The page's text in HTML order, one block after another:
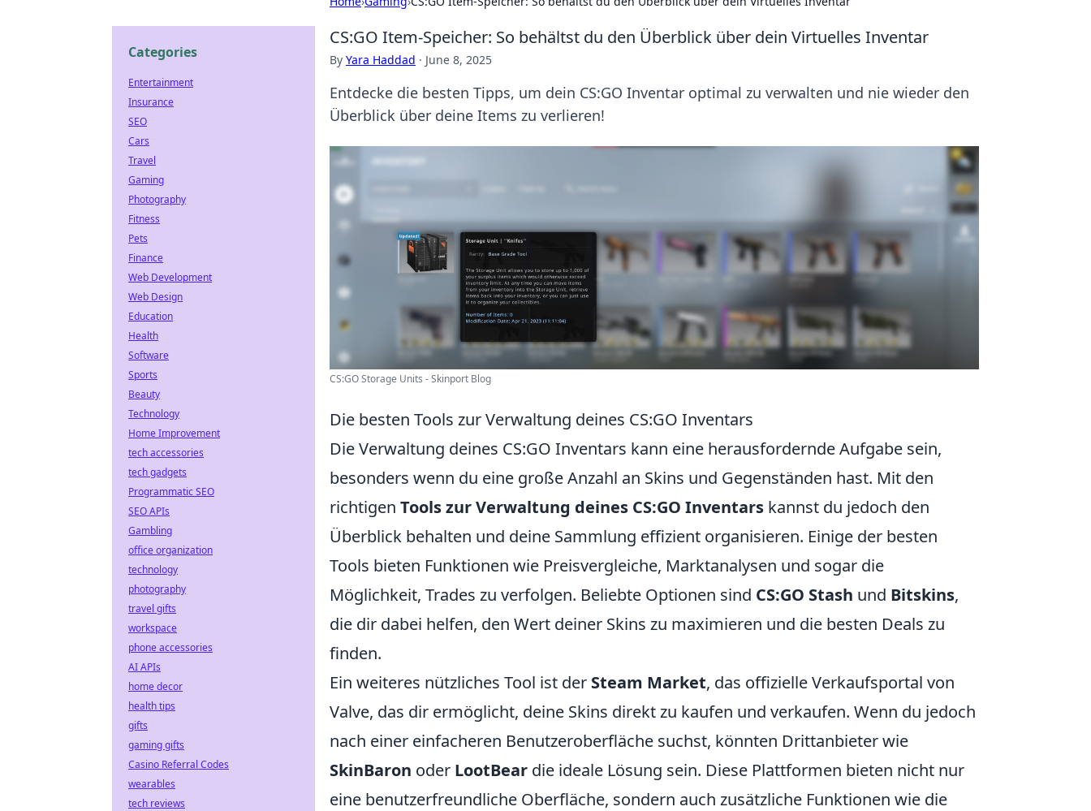
CS:GO Item-Speicher: So behältst du den Überblick über dein Virtuelles Inventar
By Yara Haddad · June 8, 2025
Entdecke die besten Tipps, um dein CS:GO Inventar optimal zu verwalten und nie wieder den
Überblick über deine Items zu verlieren!
CS:GO Storage Units - Skinport Blog
Die besten Tools zur Verwaltung deines CS:GO Inventars
Die Verwaltung deines CS:GO Inventars kann eine herausfordernde Aufgabe sein,
besonders wenn du eine große Anzahl an Skins und Gegenständen hast. Mit den
richtigen Tools zur Verwaltung deines CS:GO Inventars kannst du jedoch den
Überblick behalten und deine Sammlung effizient organisieren. Einige der besten
Tools bieten Funktionen wie Preisvergleiche, Marktanalysen und sogar die
Möglichkeit, Trades zu verfolgen. Beliebte Optionen sind CS:GO Stash und Bitskins,
die dir dabei helfen, den Wert deiner Skins zu maximieren und die besten Deals zu
finden.
Ein weiteres nützliches Tool ist der Steam Market, das offizielle Verkaufsportal von
Valve, das dir ermöglicht, deine Skins direkt zu kaufen und verkaufen. Wenn du jedoch
nach einer einfacheren Benutzeroberfläche suchst, könnten Drittanbieter wie
SkinBaron oder LootBear die ideale Lösung sein. Diese Plattformen bieten nicht nur
eine benutzerfreundliche Oberfläche, sondern auch zusätzliche Funktionen wie die
Categories
Entertainment
Insurance
SEO
Cars
Travel
Gaming
Photography
Fitness
Pets
Finance
Web Development
Web Design
Education
Health
Software
Sports
Beauty
Technology
Home Improvement
tech accessories
tech gadgets
Programmatic SEO
SEO APIs
Gambling
office organization
technology
photography
travel gifts
workspace
phone accessories
AI APIs
home decor
health tips
gifts
gaming gifts
Casino Referral Codes
wearables
tech reviews